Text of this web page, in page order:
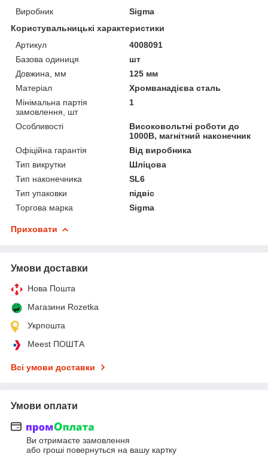
Виробник
Sigma
Користувальницькі характеристики
Артикул
4008091
Базова одиниця
шт
Довжина, мм
125 мм
Матеріал
Хромванадієва сталь
Мінімальна партія
замовлення, шт
1
Особливості
Високовольтні роботи до
1000В, магнітний наконечник
Офіційна гарантія
Від виробника
Тип викрутки
Шліцова
Тип наконечника
SL6
Тип упаковки
підвіс
Торгова марка
Sigma
Приховати
Умови доставки
Нова Пошта
Магазини Rozetka
Укрпошта
Meest ПОШТА
Всі умови доставки
Умови оплати
Ви отримаєте замовлення
або гроші повернуться на вашу картку